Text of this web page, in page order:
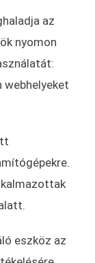
az
nyomon
webhelyeket
eszköz az